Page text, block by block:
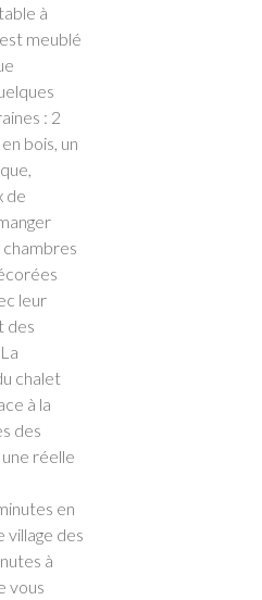
à
meublé
: 2
bois, un
de
leur
des
chalet
à la
des
réelle
en
village des
à
vous